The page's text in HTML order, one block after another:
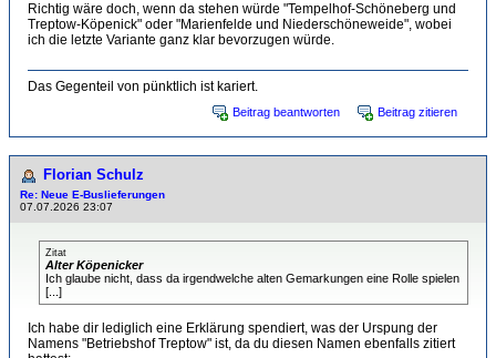
Richtig wäre doch, wenn da stehen würde "Tempelhof-Schöneberg und
Treptow-Köpenick" oder "Marienfelde und Niederschöneweide", wobei
ich die letzte Variante ganz klar bevorzugen würde.
Das Gegenteil von pünktlich ist kariert.
Beitrag beantworten Beitrag zitieren
Florian Schulz
Re: Neue E-Buslieferungen
07.07.2026 23:07
Zitat
Alter Köpenicker
Ich glaube nicht, dass da irgendwelche alten Gemarkungen eine Rolle spielen
[...]
Ich habe dir lediglich eine Erklärung spendiert, was der Urspung der
Namens "Betriebshof Treptow" ist, da du diesen Namen ebenfalls zitiert